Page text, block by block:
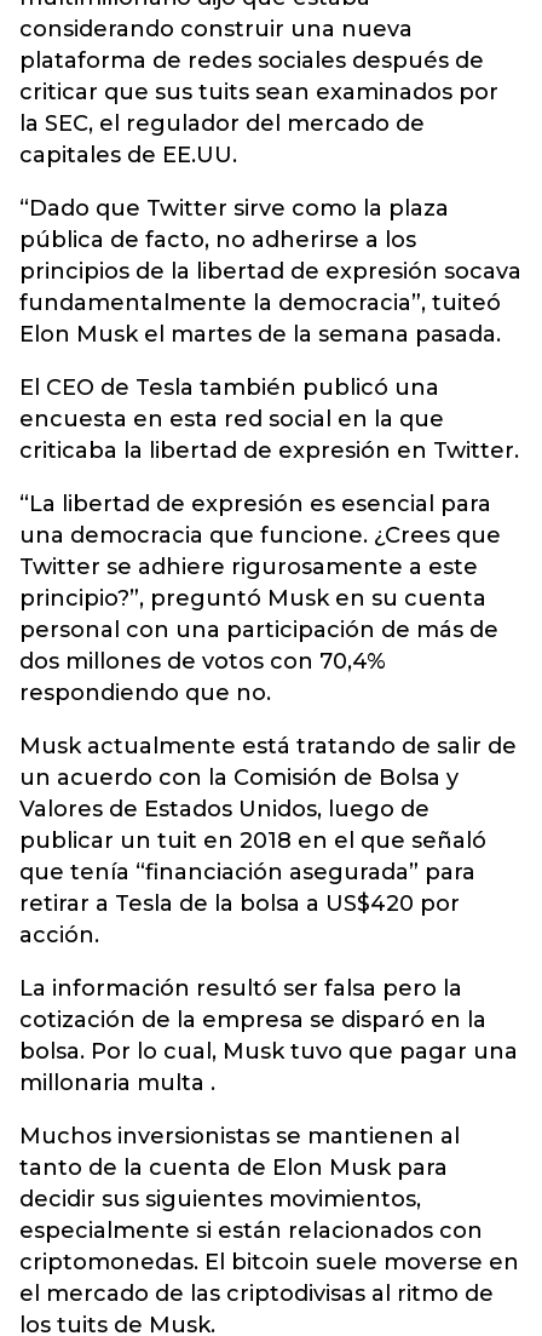
considerando construir una nueva
plataforma de redes sociales después de
criticar que sus tuits sean examinados por
la SEC, el regulador del mercado de
capitales de EE.UU.
“Dado que Twitter sirve como la plaza
pública de facto, no adherirse a los
principios de la libertad de expresión socava
fundamentalmente la democracia”, tuiteó
Elon Musk el martes de la semana pasada.
El CEO de Tesla también publicó una
encuesta en esta red social en la que
criticaba la libertad de expresión en Twitter.
“La libertad de expresión es esencial para
una democracia que funcione. ¿Crees que
Twitter se adhiere rigurosamente a este
principio?”, preguntó Musk en su cuenta
personal con una participación de más de
dos millones de votos con 70,4%
respondiendo que no.
Musk actualmente está tratando de salir de
un acuerdo con la Comisión de Bolsa y
Valores de Estados Unidos, luego de
publicar un tuit en 2018 en el que señaló
que tenía “financiación asegurada” para
retirar a Tesla de la bolsa a US$420 por
acción.
La información resultó ser falsa pero la
cotización de la empresa se disparó en la
bolsa. Por lo cual, Musk tuvo que pagar una
millonaria multa .
Muchos inversionistas se mantienen al
tanto de la cuenta de Elon Musk para
decidir sus siguientes movimientos,
especialmente si están relacionados con
criptomonedas. El bitcoin suele moverse en
el mercado de las criptodivisas al ritmo de
los tuits de Musk.